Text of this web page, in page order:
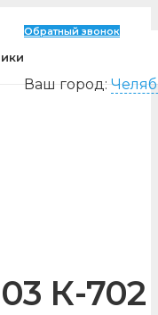
Обратный звонок
Ваш город:
К-702